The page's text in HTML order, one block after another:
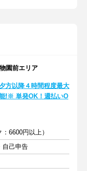
園前エリア
方以降４時間程度最大
!※ 単発OK！週払いO
6600円以上）
自己申告